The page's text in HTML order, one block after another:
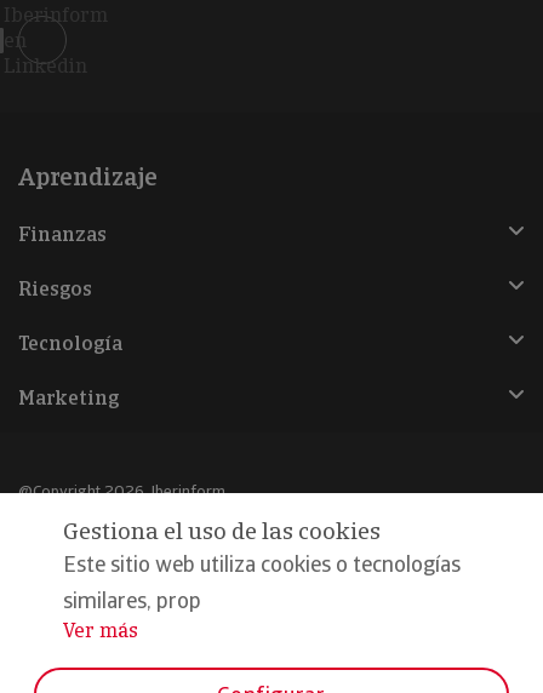
Iberinform
en
Linkedin
Aprendizaje
Finanzas
Riesgos
Tecnología
Marketing
@Copyright 2026, Iberinform
Política de cookies
Declaración de privacidad
Compromiso calidad y seguridad
Gestiona el uso de las cookies
Este sitio web utiliza cookies o tecnologías
similares, prop
...
Ver más